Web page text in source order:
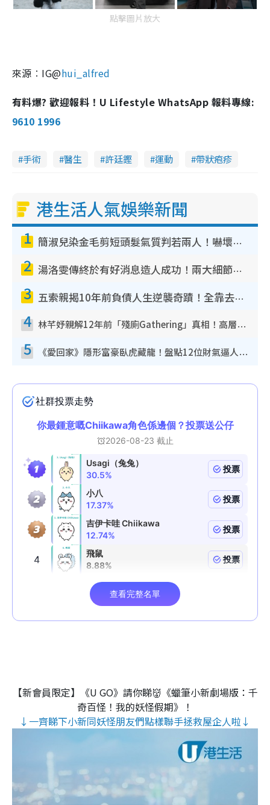
點擊圖片放大
來源︰IG@hui_alfred
有料爆? 歡迎報料！U Lifestyle WhatsApp 報料專線:
9610 1996
手術 醫生 許廷鏗 運動 帶狀疱疹
港生活人氣娛樂新聞
1 簡淑兒染金毛剪短頭髮氣質判若兩人！嚇壞老公麥大力都認唔出：「你做咩事？」
2 湯洛雯傳終於有好消息造人成功！兩大細節曝孕味極濃惹猜測：大肚婆先會咁！
3 五索親揭10年前負債人生逆襲奇蹟！全靠去一地方轉運後即遇上馬先生
4 林芊妤親解12年前「殘廁Gathering」真相！高層解約一句話重創尊嚴至今拒返TVB
5 《愛回家》隱形富豪臥虎藏龍！盤點12位財氣逼人的有錢藝人：呢位靚女3億身家唔憂做
【新會員限定】《U GO》請你睇👹《蠟筆小新劇場版：千
奇百怪！我的妖怪假期》！
↓一齊睇下小新同妖怪朋友們點樣聯手拯救屋企人啦↓